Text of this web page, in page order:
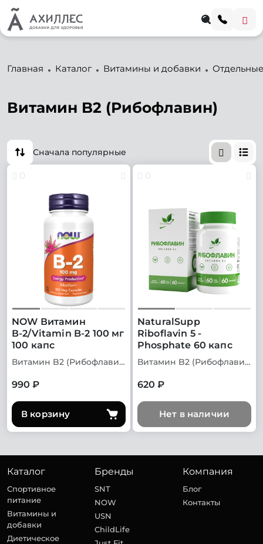
Главная Каталог Витамины и добавки
Витамин B2 (Рибофлавин)
Сначала популярные
0
NOW Витамин
В-2/Vitamin B-2 100 мг
100 капс
Витамин B2 (Рибофлавин)
990 ₽
В корзину
0
NaturalSupp
Riboflavin 5 -
Phosphate 60 капс
Витамин B2 (Рибофлавин)
620 ₽
Нет в наличии
Каталог
Спортивное
питание
Витамины и
добавки
Диетическое
Бренды
SNT
NOW
USN
ChildLife
Компания
Блог
Контакты